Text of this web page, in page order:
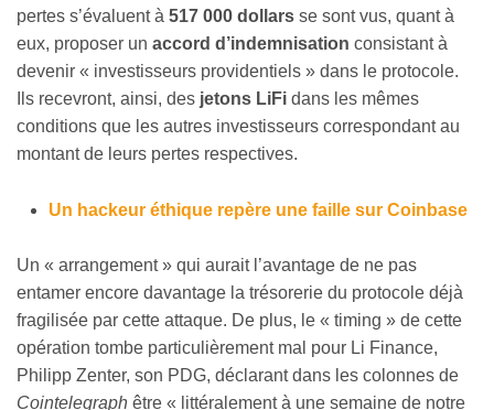
pertes s’évaluent à 517 000 dollars se sont vus, quant à
eux, proposer un accord d’indemnisation consistant à
devenir « investisseurs providentiels » dans le protocole.
Ils recevront, ainsi, des jetons LiFi dans les mêmes
conditions que les autres investisseurs correspondant au
montant de leurs pertes respectives.
Un hackeur éthique repère une faille sur Coinbase
Un « arrangement » qui aurait l’avantage de ne pas
entamer encore davantage la trésorerie du protocole déjà
fragilisée par cette attaque. De plus, le « timing » de cette
opération tombe particulièrement mal pour Li Finance,
Philipp Zenter, son PDG, déclarant dans les colonnes de
Cointelegraph être « littéralement à une semaine de notre